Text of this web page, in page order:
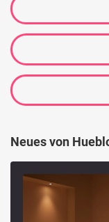
Neues von